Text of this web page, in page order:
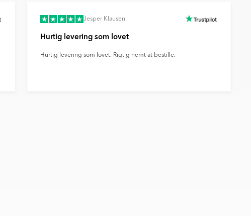
Jesper Klausen
Hurtig levering som lovet
Hurtig levering som lovet. Rigtig nemt at bestille.